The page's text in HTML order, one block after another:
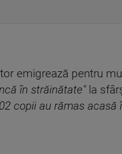
emigrează pentru
în străinătate"la
copii au rămas acasă